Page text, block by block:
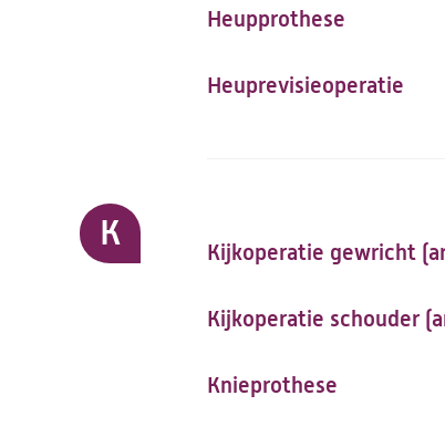
Heupprothese
Heuprevisieoperatie
K Kijkoperatie gewricht
Kijkoperatie schouder
Knieprothese